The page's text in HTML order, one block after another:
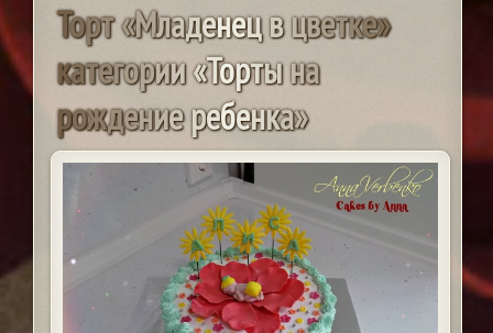
Торт«Младенецвцветке»
категории«Тортына
рождениеребенка»